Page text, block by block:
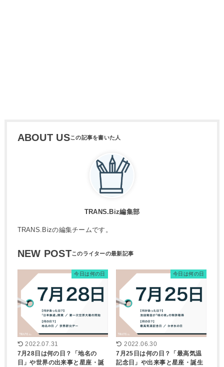
ABOUT US
TRANS.Biz編集部
TRANS.Bizの編集チームです。
NEW POST
今日は何の日
2022.07.31
7月28日は何の日？「地名の
日」や世界の出来事と星座・誕
今日は何の日
2022.06.30
7月25日は何の日？「最高気温
記念日」や出来事と星座・誕生